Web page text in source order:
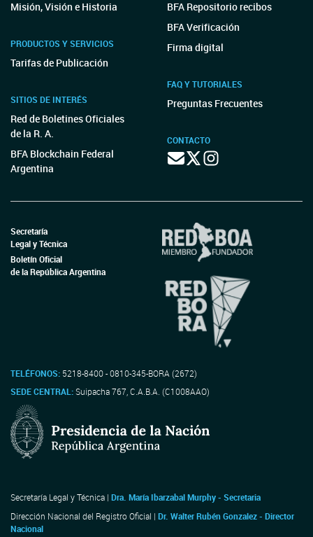
Misión, Visión e Historia
PRODUCTOS Y SERVICIOS
Tarifas de Publicación
SITIOS DE INTERÉS
Red de Boletines Oficiales
de la R. A.
BFA Blockchain Federal
Argentina
BFA Repositorio recibos
BFA Verificación
Firma digital
FAQ Y TUTORIALES
Preguntas Frecuentes
CONTACTO
Secretaría
Legal y Técnica
Boletín Oficial
de la República Argentina
TELÉFONOS: 5218-8400 - 0810-345-BORA (2672)
SEDE CENTRAL:Suipacha 767, C.A.B.A. (C1008AAO)
Secretaría Legal y Técnica | Dra. María Ibarzabal Murphy - Secretaria
Dirección Nacional del Registro Oficial | Dr. Walter Rubén Gonzalez - Director
Nacional